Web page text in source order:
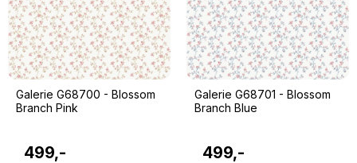
Galerie G68700 - Blossom
Branch Pink
499,-
Galerie G68701 - Blossom
Branch Blue
499,-